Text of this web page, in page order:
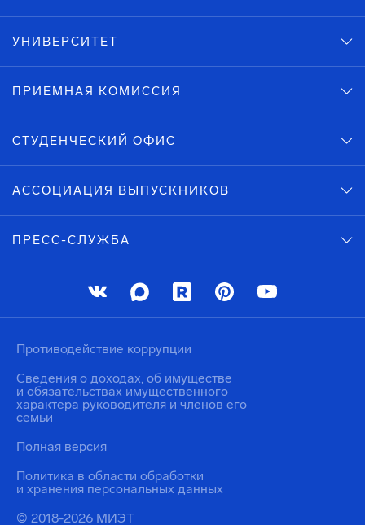
УНИВЕРСИТЕТ
ПРИЕМНАЯ КОМИССИЯ
СТУДЕНЧЕСКИЙ ОФИС
АССОЦИАЦИЯ ВЫПУСКНИКОВ
ПРЕСС-СЛУЖБА
© 2018-2026 МИЭТ
Политика в области обработки
и хранения персональных данных
Противодействие коррупции
Сведения о доходах, об имуществе
и обязательствах имущественного
характера руководителя и членов его
семьи
Полная версия